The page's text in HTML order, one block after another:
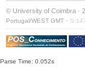
© University of Coimbra ·
Portugal/WEST GMT ·
Parse Time: 0.052s